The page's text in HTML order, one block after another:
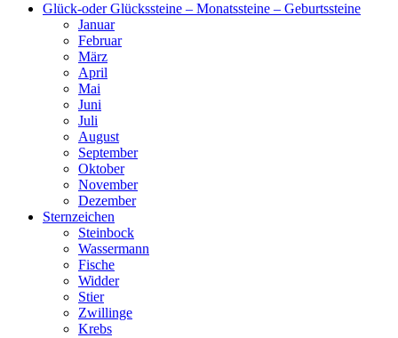
Glück-oder Glückssteine – Monatssteine – Geburtssteine
Januar
Februar
März
April
Mai
Juni
Juli
August
September
Oktober
November
Dezember
Sternzeichen
Steinbock
Wassermann
Fische
Widder
Stier
Zwillinge
Krebs